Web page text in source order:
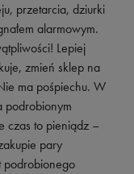
przetarcia, dziurki
alarmowym.
Lepiej
zmień sklep na
ma pośpiechu. W
podrobionym
czas to pieniądz –
pary
podrobionego